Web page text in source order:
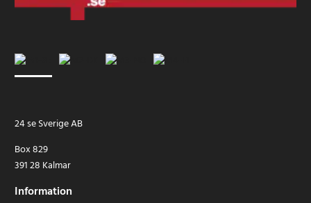
24 se Sverige AB
Box 829
391 28 Kalmar
Information